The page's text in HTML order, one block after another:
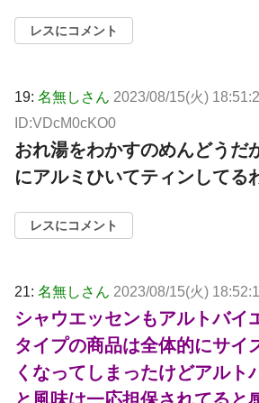
レスにコメント
19: 名無しさん 2023/08/15(火)
ID:VDcM0cKO0
おれ湯をわかすのめんどうだ
にアルミひいてティンしてる
レスにコメント
21: 名無しさん 2023/08/15(火)
シャウエッセンもアルトバイ
タイプの商品は全体的にサイ
くなってしまったけどアルト
と風味は一応担保されてると